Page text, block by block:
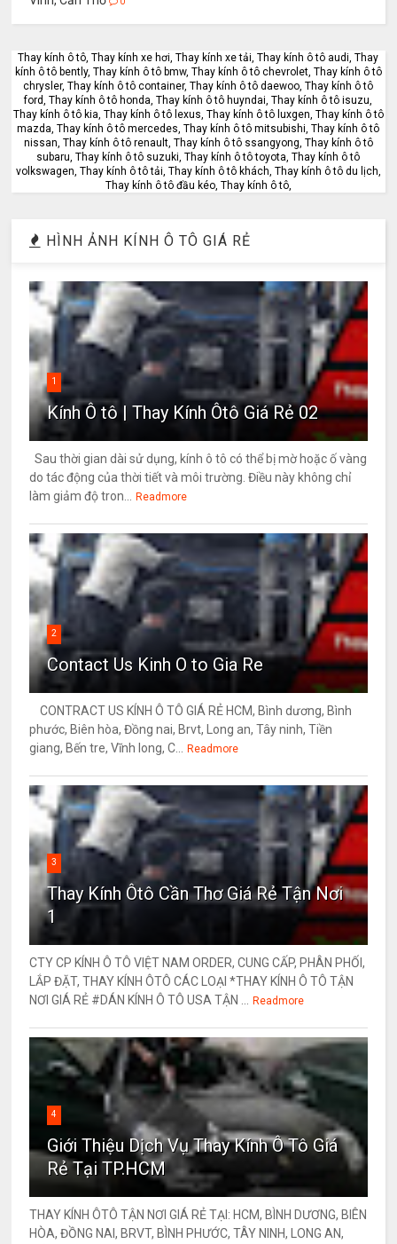
Thay kính ô tô, Thay kính xe hơi, Thay kính xe tải, Thay kính ô tô audi, Thay
kính ô tô bently, Thay kính ô tô bmw, Thay kính ô tô chevrolet, Thay kính ô tô
chrysler, Thay kính ô tô container, Thay kính ô tô daewoo, Thay kính ô tô
ford, Thay kính ô tô honda, Thay kính ô tô huyndai, Thay kính ô tô isuzu,
Thay kính ô tô kia, Thay kính ô tô lexus, Thay kính ô tô luxgen, Thay kính ô tô
mazda, Thay kính ô tô mercedes, Thay kính ô tô mitsubishi, Thay kính ô tô
nissan, Thay kính ô tô renault, Thay kính ô tô ssangyong, Thay kính ô tô
subaru, Thay kính ô tô suzuki, Thay kính ô tô toyota, Thay kính ô tô
volkswagen, Thay kính ô tô tải, Thay kính ô tô khách, Thay kính ô tô du lịch,
Thay kính ô tô đầu kéo, Thay kính ô tô,
HÌNH ẢNH KÍNH Ô TÔ GIÁ RẺ
1
Kính Ô tô | Thay Kính Ôtô Giá Rẻ 02
Sau thời gian dài sử dụng, kính ô tô có thể bị mờ hoặc ố vàng
do tác động của thời tiết và môi trường. Điều này không chỉ
làm giảm độ tron... Readmore
2
Contact Us Kinh O to Gia Re
CONTRACT US KÍNH Ô TÔ GIÁ RẺ HCM, Bình dương, Bình
phước, Biên hòa, Đồng nai, Brvt, Long an, Tây ninh, Tiền
giang, Bến tre, Vĩnh long, C... Readmore
3
Thay Kính Ôtô Cần Thơ Giá Rẻ Tận Nơi
1
CTY CP KÍNH Ô TÔ VIỆT NAM ORDER, CUNG CẤP, PHÂN PHỐI,
LẮP ĐẶT, THAY KÍNH ÔTÔ CÁC LOẠI *THAY KÍNH Ô TÔ TẬN
NƠI GIÁ RẺ #DÁN KÍNH Ô TÔ USA TẬN ... Readmore
4
Giới Thiệu Dịch Vụ Thay Kính Ô Tô Giá
Rẻ Tại TP.HCM
THAY KÍNH ÔTÔ TẬN NƠI GIÁ RẺ TẠI: HCM, BÌNH DƯƠNG, BIÊN
HÒA, ĐỒNG NAI, BRVT, BÌNH PHƯỚC, TÂY NINH, LONG AN,